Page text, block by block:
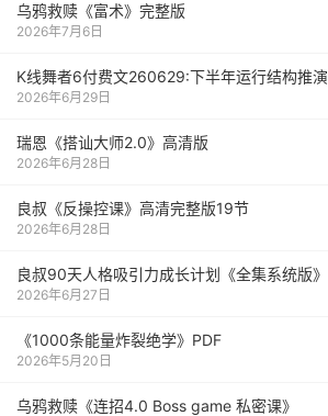
乌鸦救赎《富术》完整版
2026年7月6日
K线舞者6付费文260629:下半年运行结构推演
2026年6月29日
瑞恩《搭讪大师2.0》高清版
2026年6月28日
良叔《反操控课》高清完整版19节
2026年6月28日
良叔90天人格吸引力成长计划《全集系统版》
2026年6月27日
《1000‮能条‬‎量‮裂炸‬‎绝学》PDF
2026年5月20日
乌鸦救赎《连招4.0 Boss game 私密课》